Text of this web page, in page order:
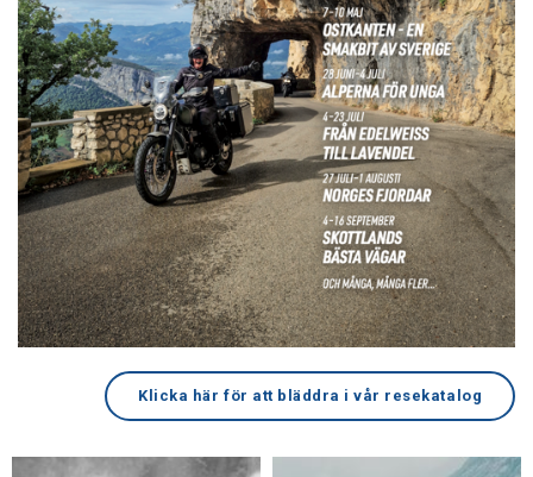
Klicka här för att bläddra i vår resekatalog